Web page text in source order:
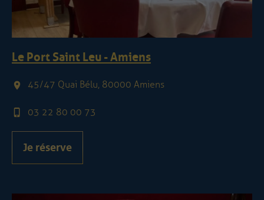
Le Port Saint Leu - Amiens
45/47 Quai Bélu, 80000 Amiens
03 22 80 00 73
Je réserve